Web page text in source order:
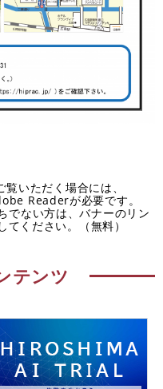
いただく場合には、
Readerが必要です。
ない方は、バナーのリン
ください。（無料）
テンツ